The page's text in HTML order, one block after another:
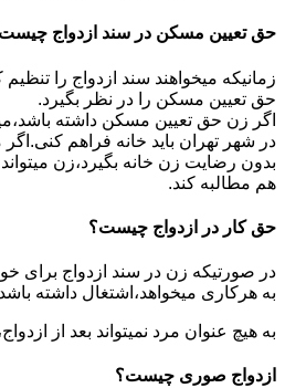
حق تعیین مسکن در سند ازدواج
زمانیکه میخواهند سند ازدواج را تنظیم
حق تعیین مسکن را در نظر بگیرد.
اگر زن حق تعیین مسکن داشته
در شهر تهران باید خانه فراهم
بدون رضایت زن خانه بگیرد،زن میتواند
هم مطالبه کند.
حق کار در ازدواج چیست؟
در صورتیکه زن در سند ازدواج برای
به هرکاری میخواهد،اشتغال داشته
به هیچ عنوان مرد نمیتواند بعد از
ازدواج صوری چیست؟